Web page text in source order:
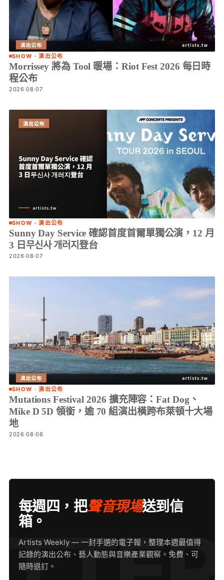
SHOW · 演出公布
Morrissey 將為 Tool 暖場：Riot Fest 2026 每日時
程公布
2026·08·07
SHOW · 演出公布
Sunny Day Service 確認首度首爾單獨公演，12 月
3 日무신사 개러지登台
2026·08·07
SHOW · 演出公布
Mutations Festival 2026 擴充陣容：Fat Dog、
Mike D 5D 領銜，逾 70 組演出橫跨布萊頓十大場
地
2026·08·06
每週四，把聲音現場送到信
箱。
Artists Weekly — 一封手選的電子報，整理本週最值得
記錄的演出公布、藝人動態與音樂產業觀察。免費、可
隨時退訂。